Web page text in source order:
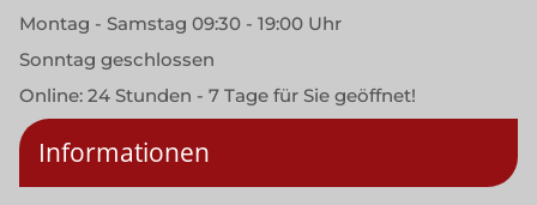
Montag - Samstag 09:30 - 19:00 Uhr
Sonntag geschlossen
Online: 24 Stunden - 7 Tage für Sie geöffnet!
Informationen